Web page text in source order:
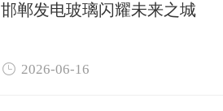
邯郸发电玻璃闪耀未来之城
 2026-06-16